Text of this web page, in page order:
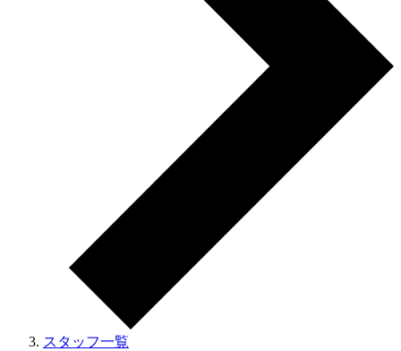
スタッフ一覧